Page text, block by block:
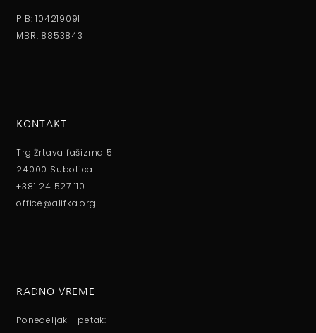
PIB: 104219091
MBR: 8853843
KONTAKT
Trg Žrtava fašizma 5
24000 Subotica
+381 24 527 110
office@alifka.org
RADNO VREME
Ponedeljak - petak: